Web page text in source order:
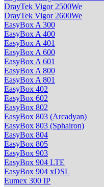
DrayTek Vigor 2500We
DrayTek Vigor 2600We
EasyBox A 300
EasyBox A 400
EasyBox A 401
EasyBox A 600
EasyBox A 601
EasyBox A 800
EasyBox A 801
EasyBox 402
EasyBox 602
EasyBox 802
EasyBox 803 (Arcadyan)
EasyBox 803 (Sphairon)
EasyBox 804
EasyBox 805
EasyBox 903
EasyBox 904 LTE
EasyBox 904 xDSL
Eumex 300 IP